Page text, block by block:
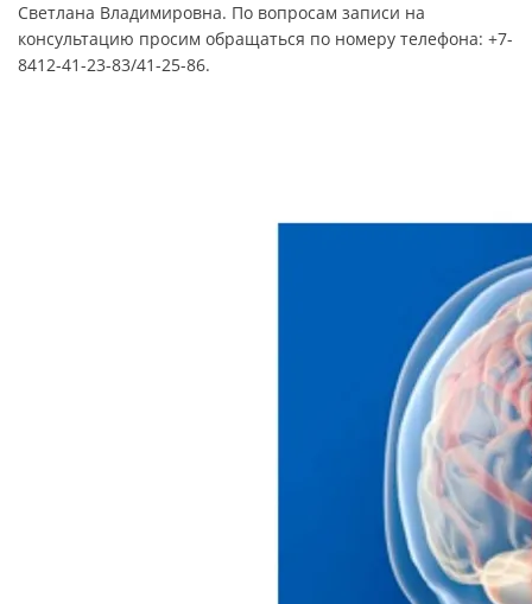
Светлана Владимировна. По вопросам записи на
консультацию просим обращаться по номеру телефона: +7-
8412-41-23-83/41-25-86.